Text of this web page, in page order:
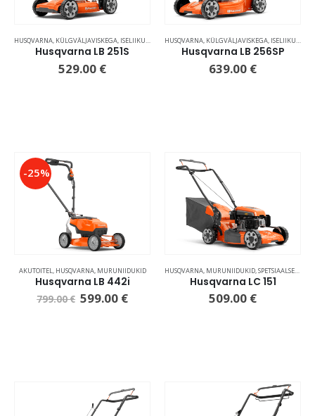
HUSQVARNA, KÜLGVÄLJAVISKEGA, ISELIIKUV , MURUNIIDUKID
Husqvarna LB 251S
529.00 €
HUSQVARNA, KÜLGVÄLJAVISKEGA, ISELIIKUV ,
Husqvarna LB 256SP
639.00 €
-25%
AKUTOITEL, HUSQVARNA, MURUNIIDUKID
Husqvarna LB 442i
799.00€ 599.00 €
HUSQVARNA, MURUNIIDUKID,SPETSIAALSED 3-ÜHES NIIDUKID
Husqvarna LC 151
509.00 €